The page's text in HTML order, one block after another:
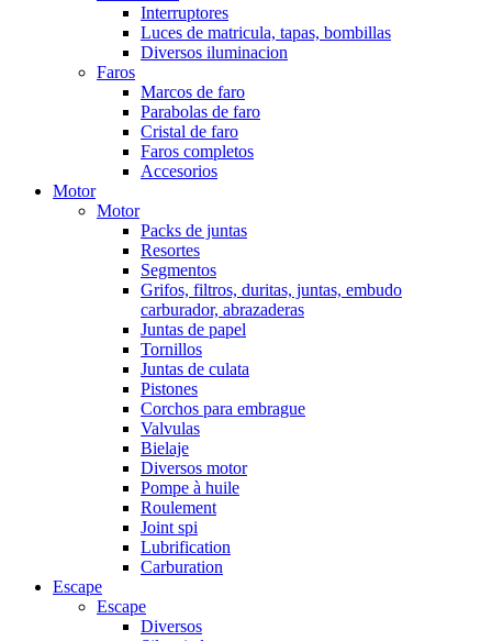
Interruptores
Luces de matricula, tapas, bombillas
Diversos iluminacion
Faros
Marcos de faro
Parabolas de faro
Cristal de faro
Faros completos
Accesorios
Motor
Motor
Packs de juntas
Resortes
Segmentos
Grifos, filtros, duritas, juntas, embudo
carburador, abrazaderas
Juntas de papel
Tornillos
Juntas de culata
Pistones
Corchos para embrague
Valvulas
Bielaje
Diversos motor
Pompe à huile
Roulement
Joint spi
Lubrification
Carburation
Escape
Escape
Diversos